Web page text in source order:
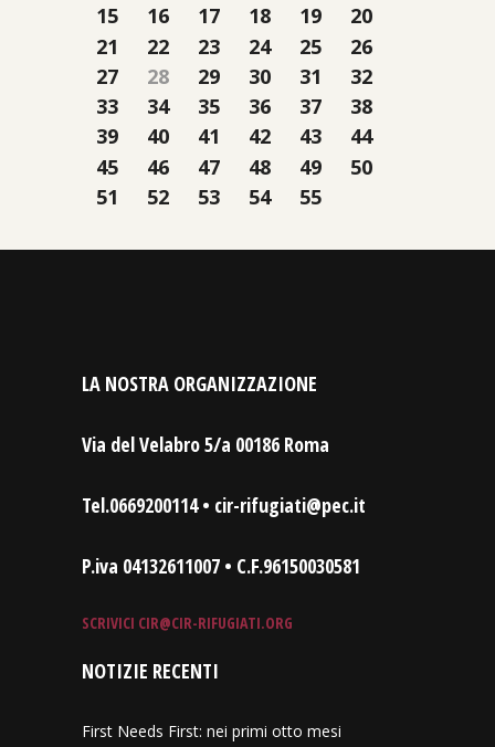
15
16 17 18 19
20
21
22 23 24 25
26
27
28 29 30 31
32
33
34 35 36 37
38
39
40 41 42 43
44
45
46 47 48 49
50
51
52 53 54 55
LA NOSTRA ORGANIZZAZIONE
Via del Velabro 5/a 00186 Roma
Tel.0669200114 • cir-rifugiati@pec.it
P.iva 04132611007 • C.F.96150030581
SCRIVICI CIR@CIR-RIFUGIATI.ORG
NOTIZIE RECENTI
First Needs First: nei primi otto mesi